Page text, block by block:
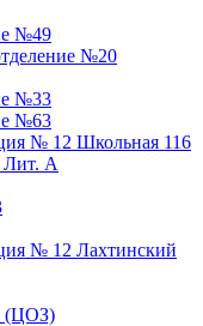
№49
№20
№33
№63
№ 12 Школьная 116
Лит. А
№ 12 Лахтинский
(ЦОЗ)